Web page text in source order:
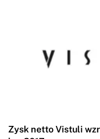
Zysk netto Vistuli